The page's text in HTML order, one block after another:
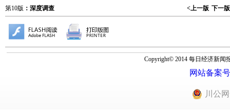
第10版 ：深度调查 下一
<上一版
Copyright© 2014 每日经济新
网站备案
川公